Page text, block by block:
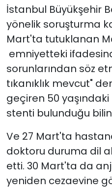
İstanbul Büyükşehir
yönelik soruşturma
Mart'ta tutuklanan
emniyetteki
sorunlarından söz
tıkanıklık mevcut"
geçiren 50
stenti bulunduğu
Ve 27 Mart'ta
doktoru duruma dil
etti. 30 Mart'ta da
yeniden cezaevine
YEREL POLİTİKA
YEREL YÖNETİMLER
Yurt